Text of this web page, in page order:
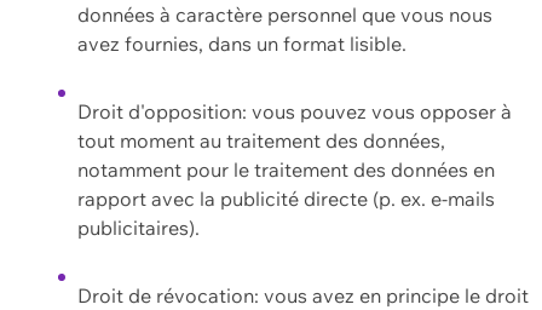
données à caractère personnel que vous nous
avez fournies, dans un format lisible.
Droit d'opposition: vous pouvez vous opposer à
tout moment au traitement des données,
notamment pour le traitement des données en
rapport avec la publicité directe (p. ex. e-mails
publicitaires).
Droit de révocation: vous avez en principe le droit